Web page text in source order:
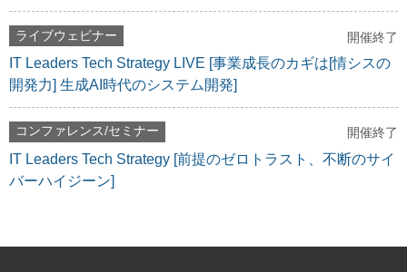
ライブウェビナー 開催終了
IT Leaders Tech Strategy LIVE [事業成長のカギは[情シスの
開発力] 生成AI時代のシステム開発]
コンファレンス/セミナー 開催終了
IT Leaders Tech Strategy [前提のゼロトラスト、不断のサイ
バーハイジーン]